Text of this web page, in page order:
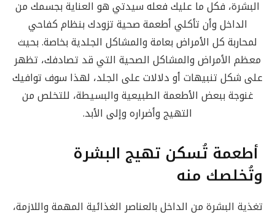
البشرة، فكل ما عليك فعله سيدتي هو العناية بجسمك من
الداخل وأن تأكلي أطعمة صحية تزودك بنظام كفاحي
لمحاربة كل الأمراض بعامة والمشاكل الجلدية بخاصة. بحيث
معظم الأمراض والمشاكل الصحية التي قد تصادفك، تظهر
على شكل تنبيهات أو دلالات على الجلد، لهذا سوف توافيك
غنوجة ببعض الأطعمة الطبيعية والبسيطة، للتخلص من
التهيج وأضراره وإلى الأبد.
أطعمة تُسكن تهيج البشرة
وتُخلصك منه
تغذية البشرة من الداخل بالعناصر الغذائية المهمة واللازمة،